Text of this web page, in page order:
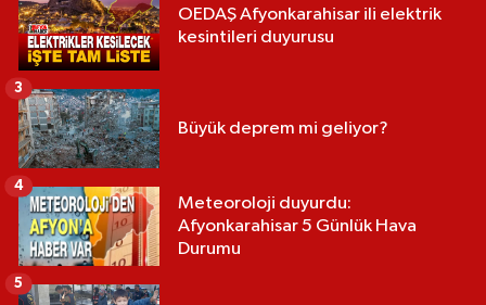
OEDAŞ Afyonkarahisar ili elektrik
kesintileri duyurusu
Büyük deprem mi geliyor?
3
Meteoroloji duyurdu:
Afyonkarahisar 5 Günlük Hava
Durumu
4
5